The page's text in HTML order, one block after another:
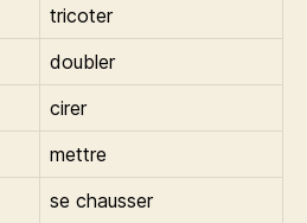
tricoter
doubler
cirer
mettre
se chausser